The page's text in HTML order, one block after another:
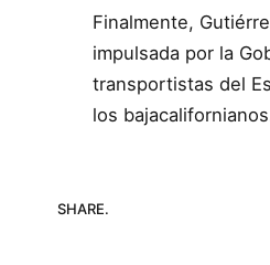
Finalmente,
impulsada por la
transportistas del
los
SHARE.